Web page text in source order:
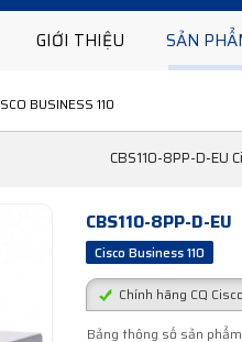
GIỚI THIỆU SẢN
BUSINESS 110
CBS110-8PP-D-
CBS110-8PP-D-EU
Cisco Business 110
Chính hãng CQ
Bảng thông số sản